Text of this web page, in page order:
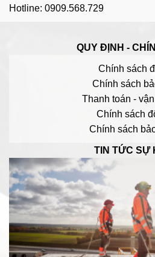
Hotline: 0909.568.729
QUY ĐỊNH -
Chính sách
Chính sách
Thanh toán -
Chính sách
Chính sách
TIN TỨC SỰ